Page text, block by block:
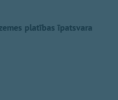
platības īpatsvara